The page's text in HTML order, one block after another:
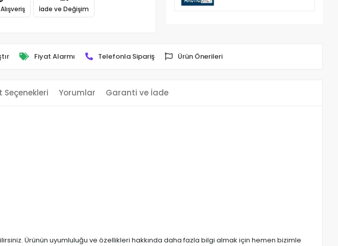
İade ve Değişim
Fiyat Alarmı Telefonla Sipariş Ürün Önerileri
Seçenekleri Yorumlar Garanti ve İade
Ürünün uyumluluğu ve özellikleri hakkında daha fazla bilgi almak için hemen bizimle